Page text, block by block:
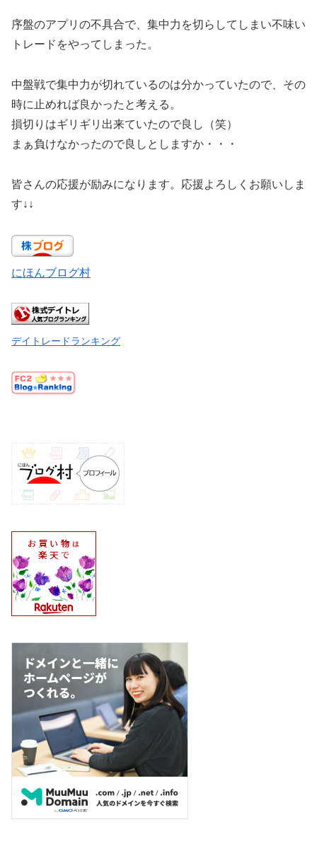
序盤のアプリの不具合で、集中力を切らしてしまい不味い
トレードをやってしまった。
中盤戦で集中力が切れているのは分かっていたので、その
時に止めれば良かったと考える。
損切りはギリギリ出来ていたので良し（笑）
まぁ負けなかったので良しとしますか・・・
皆さんの応援が励みになります。応援よろしくお願いしま
す↓↓
にほんブログ村
デイトレードランキング